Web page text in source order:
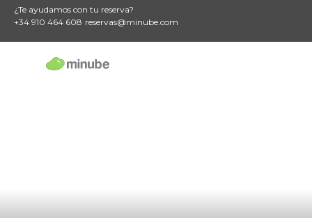
¿Te ayudamos con tu reserva?
+34 910 464 608 reservas@minube.com